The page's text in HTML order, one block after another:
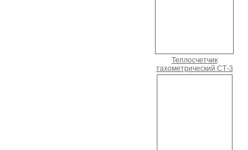
Теплосчетчик
тахометрический СТ-3